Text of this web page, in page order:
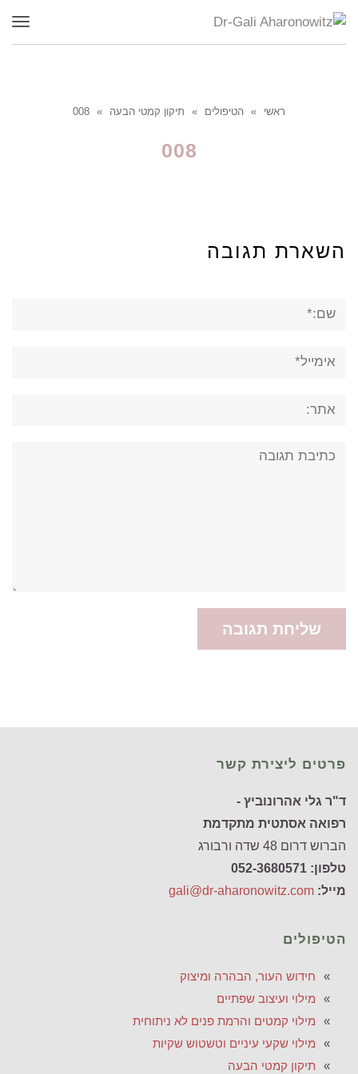
ראשי » הטיפולים » תיקון קמטי הבעה »
008
008
השארת תגובה
פרטים ליצירת קשר
ד"ר גלי אהרונוביץ -
רפואה אסתטית מתקדמת
הברוש דרום 48 שדה ורבורג
טלפון: 052-3680571
מייל: gali@dr-aharonowitz.com
הטיפולים
חידוש העור, הבהרה ומיצוק
מילוי ועיצוב שפתיים
מילוי קמטים והרמת פנים לא ניתוחית
מילוי שקעי עיניים וטשטוש שקיות
תיקון קמטי הבעה